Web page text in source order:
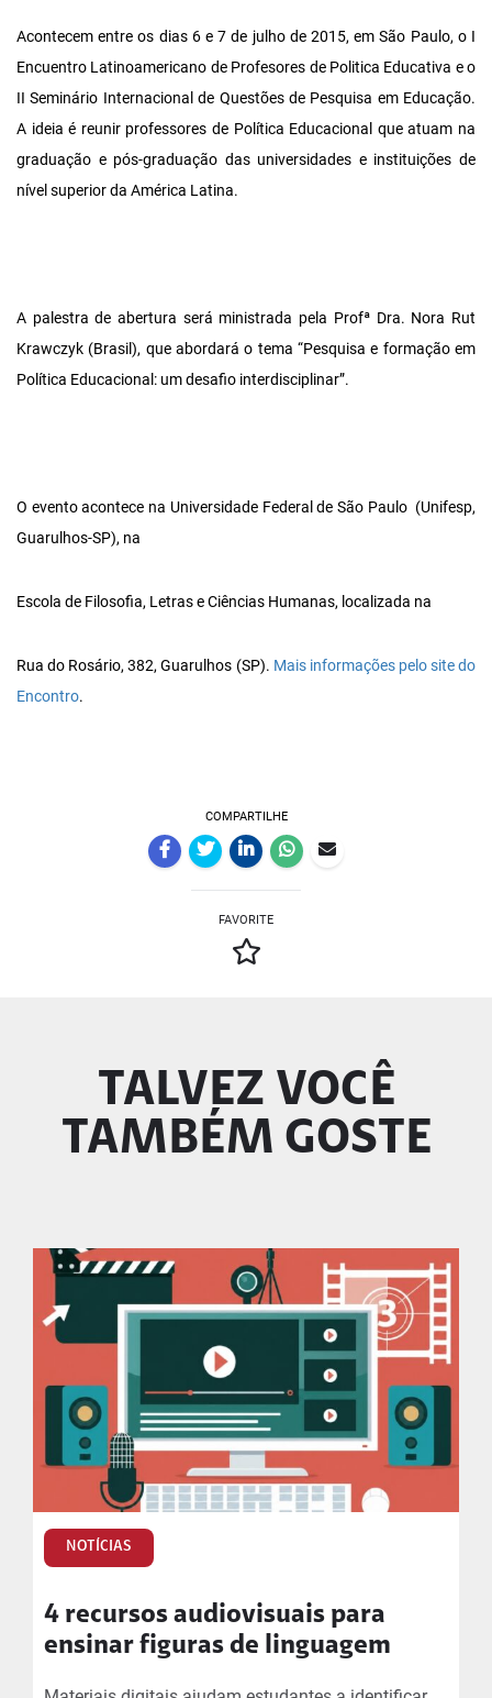
Acontecem entre os dias 6 e 7 de julho de 2015, em São Paulo, o I
Encuentro Latinoamericano de Profesores de Politica Educativa e o
II Seminário Internacional de Questões de Pesquisa em Educação.
A ideia é reunir professores de Política Educacional que atuam na
graduação e pós-graduação das universidades e instituições de
nível superior da América Latina.
A palestra de abertura será ministrada pela Profª Dra. Nora Rut
Krawczyk (Brasil), que abordará o tema “Pesquisa e formação em
Política Educacional: um desafio interdisciplinar”.
O evento acontece na Universidade Federal de São Paulo (Unifesp,
Guarulhos-SP), na
Escola de Filosofia, Letras e Ciências Humanas, localizada na
Rua do Rosário, 382, Guarulhos (SP). Mais informações pelo site do
Encontro.
COMPARTILHE
FAVORITE
TALVEZ VOCÊ
TAMBÉM GOSTE
NOTÍCIAS
4 recursos audiovisuais para
ensinar figuras de linguagem